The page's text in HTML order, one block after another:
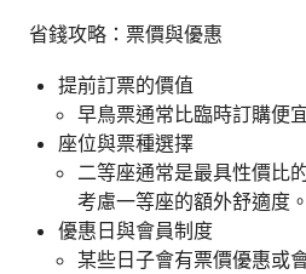
省錢攻略：票價與優惠
提前訂票的價值
早鳥票通常比臨時訂購便
座位與票種選擇
二等座通常是最具性價比
考慮一等座的額外舒適度。
優惠日與會員制度
某些日子會有票價優惠或